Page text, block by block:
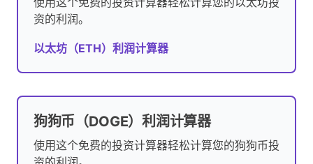
资的利润。
以太坊（ETH）利润计算器
狗狗币（DOGE）利润计算器
使用这个免费的投资计算器轻松计算您的狗狗币投